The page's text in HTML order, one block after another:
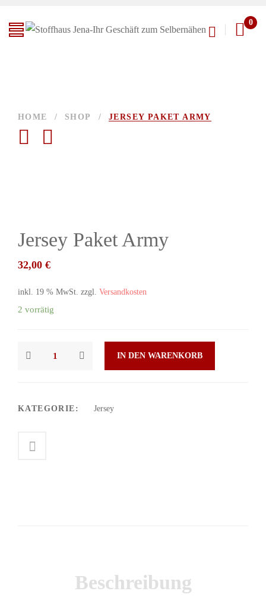
0
HOME / SHOP / JERSEY PAKET ARMY
Jersey Paket Army
32,00 €
inkl. 19 % MwSt. zzgl. Versandkosten
2 vorrätig
IN DEN WARENKORB
KATEGORIE: Jersey
Beschreibung